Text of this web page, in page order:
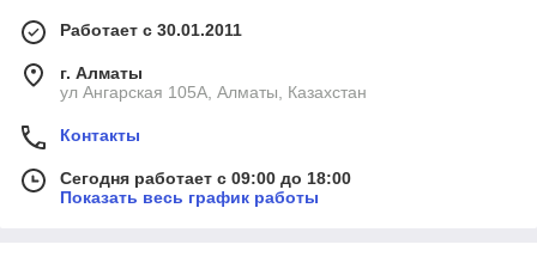
Работает с 30.01.2011
г. Алматы
ул Ангарская 105А, Алматы, Казахстан
Контакты
Сегодня работает с 09:00 до 18:00
Показать весь график работы